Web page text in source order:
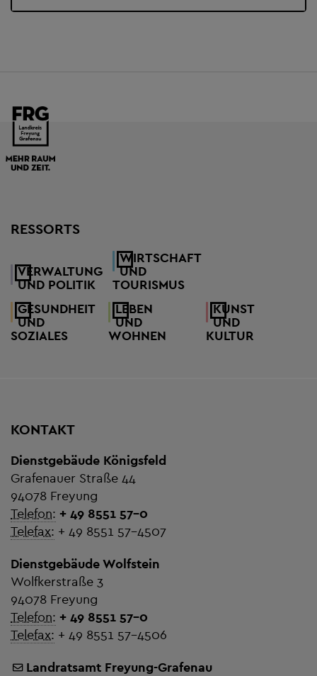
RESSORTS
VERWALTUNG
UND POLITIK
WIRTSCHAFT
UND
TOURISMUS
GESUNDHEIT
UND
SOZIALES
LEBEN
UND
WOHNEN
KUNST
UND
KULTUR
KONTAKT
Dienstgebäude Königsfeld
Grafenauer Straße 44
94078 Freyung
Telefon: + 49 8551 57-0
Telefax: + 49 8551 57-4507
Dienstgebäude Wolfstein
Wolfkerstraße 3
94078 Freyung
Telefon: + 49 8551 57-0
Telefax: + 49 8551 57-4506
Landratsamt Freyung-Grafenau